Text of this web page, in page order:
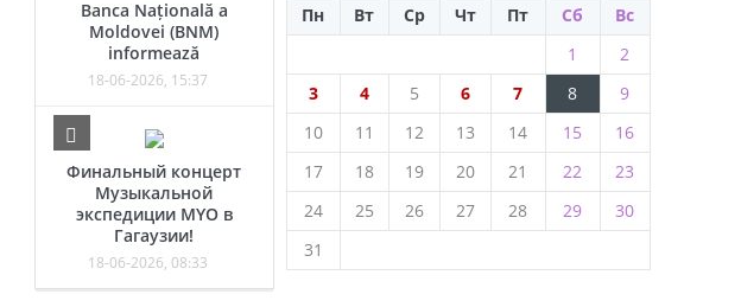
Banca Națională a
Moldovei (BNM)
informează
18-06-2026, 15:37
Финальный концерт
Музыкальной
экспедиции MYO в
Гагаузии!
18-06-2026, 08:33
Пн Вт Ср Чт Пт Сб
Вс
1
2
3
4 5 6 7 8
9
10
11 12 13 14 15
16
17
18 19 20 21 22
23
24
25 26 27 28 29
30
31